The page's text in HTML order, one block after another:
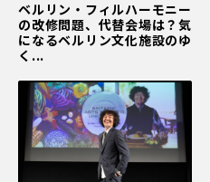
ベルリン・フィルハーモニー
の改修問題、代替会場は？気
になるベルリン文化施設のゆ
く...